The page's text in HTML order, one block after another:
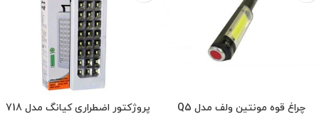
چراغ قوه مونتین ولف مدل Q5 پروژکتور اضطراری کیانگ مدل 718